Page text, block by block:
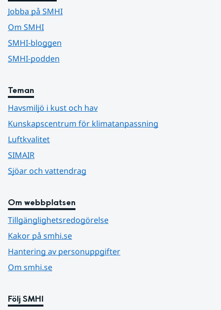
Jobba på SMHI
Om SMHI
SMHI-bloggen
SMHI-podden
Teman
Havsmiljö i kust och hav
Kunskapscentrum för klimatanpassning
Luftkvalitet
SIMAIR
Sjöar och vattendrag
Om webbplatsen
Tillgänglighetsredogörelse
Kakor på smhi.se
Hantering av personuppgifter
Om smhi.se
Följ SMHI